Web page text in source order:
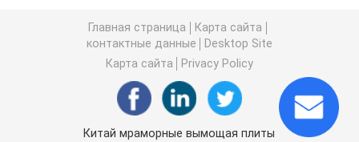
мраморная каменная плитка
белый мраморный камень
Бежевая мраморная плита
Главная страница
Карта сайта
контактные данные
Desktop Site
Карта сайта
Privacy Policy
Китай мраморные вымощая плиты